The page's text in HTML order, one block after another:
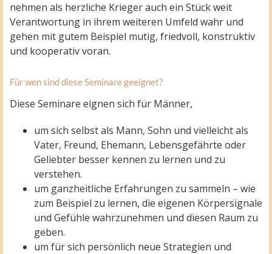
nehmen als herzliche Krieger auch ein Stück weit
Verantwortung in ihrem weiteren Umfeld wahr und
gehen mit gutem Beispiel mutig, friedvoll, konstruktiv
und kooperativ voran.
Für wen sind diese Seminare geeignet?
Diese Seminare eignen sich für Männer,
um sich selbst als Mann, Sohn und vielleicht als
Vater, Freund, Ehemann, Lebensgefährte oder
Geliebter besser kennen zu lernen und zu
verstehen.
um ganzheitliche Erfahrungen zu sammeln – wie
zum Beispiel zu lernen, die eigenen Körpersignale
und Gefühle wahrzunehmen und diesen Raum zu
geben.
um für sich persönlich neue Strategien und